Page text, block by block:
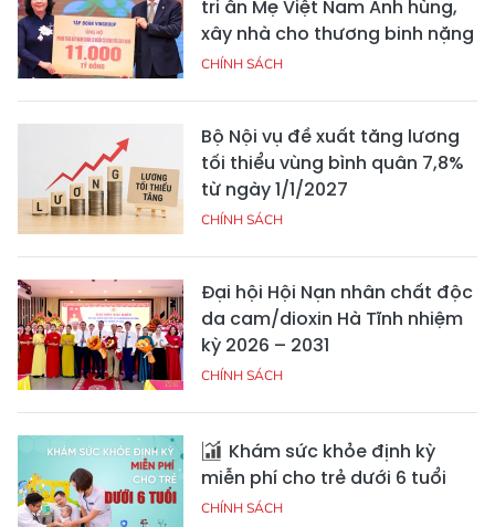
tri ân Mẹ Việt Nam Anh hùng,
xây nhà cho thương binh nặng
CHÍNH SÁCH
Bộ Nội vụ đề xuất tăng lương
tối thiểu vùng bình quân 7,8%
từ ngày 1/1/2027
CHÍNH SÁCH
Đại hội Hội Nạn nhân chất độc
da cam/dioxin Hà Tĩnh nhiệm
kỳ 2026 – 2031
CHÍNH SÁCH
Khám sức khỏe định kỳ
miễn phí cho trẻ dưới 6 tuổi
CHÍNH SÁCH